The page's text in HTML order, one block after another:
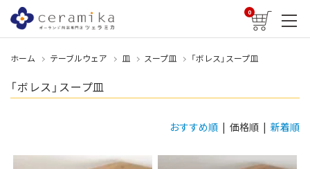
0
ホーム テーブルウェア 皿 スープ皿 「ボレス」スープ皿
「ボレス」スープ皿
おすすめ順 | 価格順 | 新着順